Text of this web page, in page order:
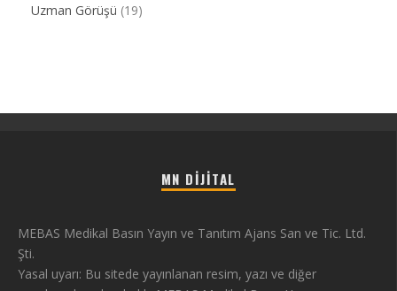
Uzman Görüşü (19)
MN DIJITAL
MEBAS Medikal Basın Yayın ve Tanıtım Ajans San ve Tic. Ltd.
Şti.
Yasal uyarı: Bu sitede yayınlanan resim, yazı ve diğer